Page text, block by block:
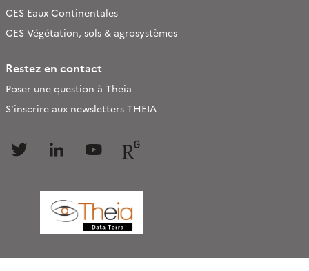
CES Eaux Continentales
CES Végétation, sols & agrosystèmes
Restez en contact
Poser une question à Theia
S’inscrire aux newsletters THEIA
Follow Follow